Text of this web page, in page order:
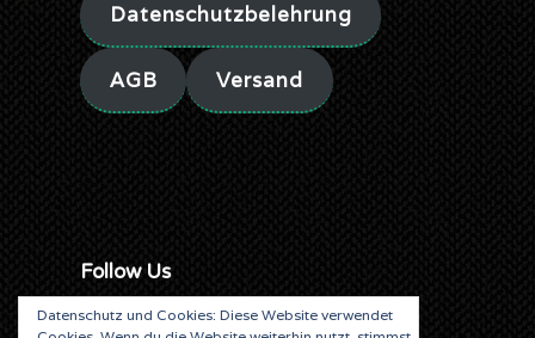
Datenschutzbelehrung
AGB Versand
Follow Us
Datenschutz und Cookies: Diese Website verwendet